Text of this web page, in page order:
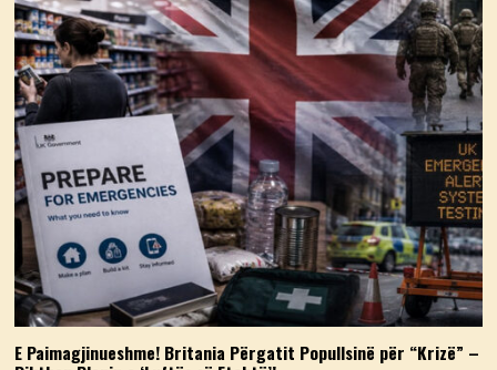
E Paimagjinueshme! Britania Përgatit Popullsinë për “Krizë” –